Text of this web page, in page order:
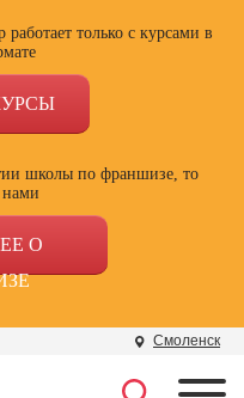
только с курсами в
школы по франшизе, то
нами
О
Смоленск